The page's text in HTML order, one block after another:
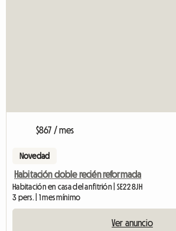
$867 / mes
Novedad
Habitación doble recién reformada
Habitación en casa del anfitrión | SE22 8JH
3 pers. | 1 mes mínimo
Ver anuncio